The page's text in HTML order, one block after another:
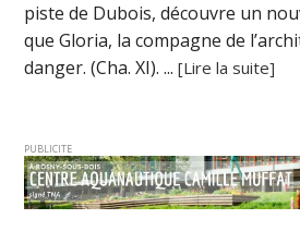
piste de Dubois, découvre un
que Gloria, la compagne de
danger. (Cha. XI). ...[Lire la suite]
PUBLICITE